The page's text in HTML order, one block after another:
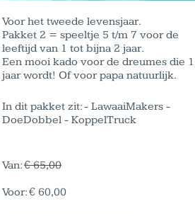
Voor het tweede levensjaar.
Pakket 2 = speeltje 5 t/m 7 voor de
leeftijd van 1 tot bijna 2 jaar.
Een mooi kado voor de dreumes die 1
jaar wordt! Of voor papa natuurlijk.
In dit pakket zit: - LawaaiMakers -
DoeDobbel - KoppelTruck
Van:€ 65,00
Voor:€ 60,00